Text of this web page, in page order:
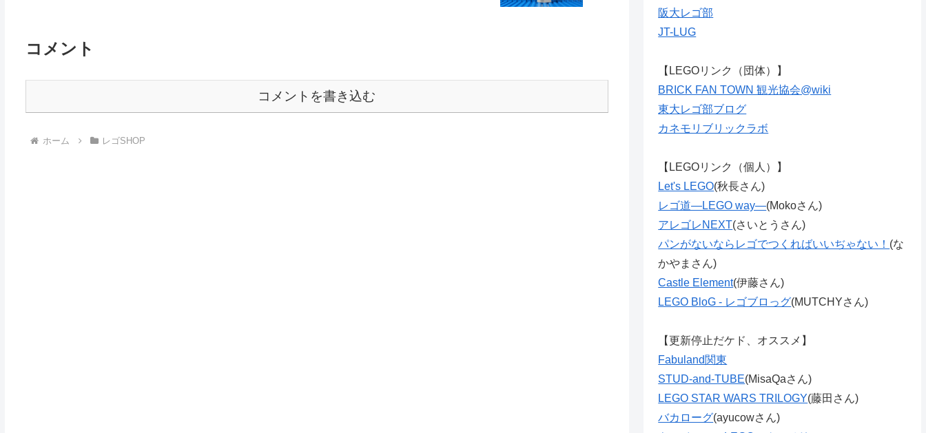
コメント
コメントを書き込む
ホーム レゴSHOP
阪大レゴ部
JT-LUG
【LEGOリンク（団体）】
BRICK FAN TOWN 観光協会@wiki
東大レゴ部ブログ
カネモリブリックラボ
【LEGOリンク（個人）】
Let's LEGO(秋長さん)
レゴ道―LEGO way―(Mokoさん)
アレゴレNEXT(さいとうさん)
パンがないならレゴでつくればいいぢゃない！ (な
かやまさん)
Castle Element(伊藤さん)
LEGO BloG - レゴブロっグ(MUTCHYさん)
【更新停止だケド、オススメ】
Fabuland関東
STUD-and-TUBE(MisaQaさん)
LEGO STAR WARS TRILOGY(藤田さん)
バカローグ(ayucowさん)